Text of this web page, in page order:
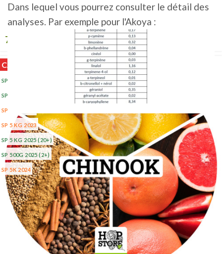
Dans lequel vous pourrez consulter le détail des
analyses. Par exemple pour l'Akoya :
CENTRO COMERCIAL • BIO
7,50
HT
CALIENTE
SP 1 KG 2025
SP 100G 2025
SP 1KG 2024
SP 5 KG 2023
SP 5 KG 2025(20+)
SP 500G 2025(2+)
SP 5K 2024